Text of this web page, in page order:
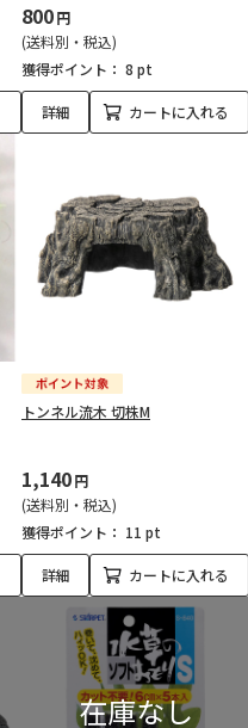
800円
(送料別・税込)
獲得ポイント： 8 pt
詳細 カートに入れる
トンネル流木 切株M
1,140円
(送料別・税込)
獲得ポイント： 11 pt
詳細 カートに入れる